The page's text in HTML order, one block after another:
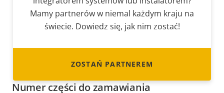
Mamy partnerów w niemal każdym kraju na
świecie. Dowiedz się, jak nim zostać!
ZOSTAŃ PARTNEREM
Numer części do zamawiania